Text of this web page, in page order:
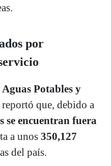
por
Potables y
reportó que, debido a
se encuentran fuera
a unos 350,127
del país.